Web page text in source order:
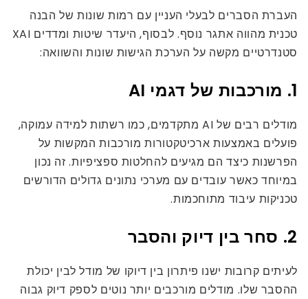
העברת הסברים לבעלי העניין עם רמות שונות של הבנה
טכנית מהווה אתגר נוסף. לבסוף, היעדר שיטות ומדדים XAI
סטנדרטיים מקשה על הערכת הגישות שונות והשוואה:
1. מורכבות של דגמי AI
מודלים רבים של AI מתקדמים, כמו רשתות למידה עמוקה,
פועלים באמצעות ארכיטקטורות מורכבות המקשות על
הפרשנות כיצד הם מגיעים להחלטות ספציפיות. זה נכון
במיוחד כאשר עובדים עם מערכי נתונים גדולים הדורשים
טכניקות עיבוד מתוחכמות.
2. סחר בין דיוק והסבר
לעיתים קרובות ישנו פיתרון בין דיוקו של מודל לבין יכולת
ההסבר שלו. מודלים מורכבים יותר נוטים לספק דיוק גבוה